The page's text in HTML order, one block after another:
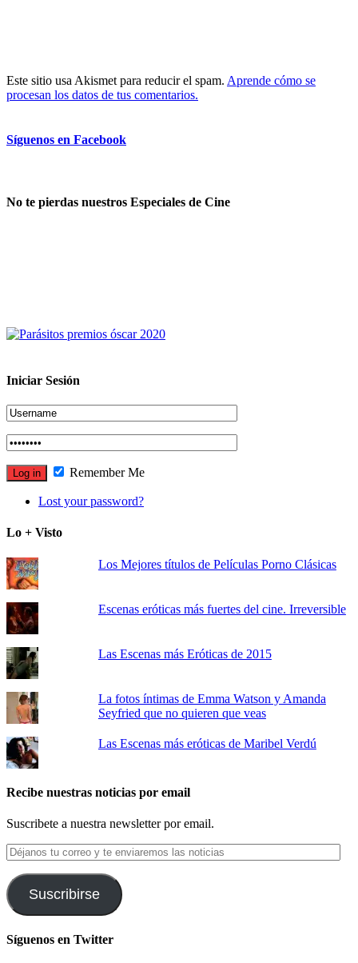
Este sitio usa Akismet para reducir el spam. Aprende cómo se
procesan los datos de tus comentarios.
Síguenos en Facebook
No te pierdas nuestros Especiales de Cine
Iniciar Sesión
Remember Me
Lost your password?
Lo + Visto
Los Mejores títulos de Películas Porno Clásicas
Escenas eróticas más fuertes del cine. Irreversible
Las Escenas más Eróticas de 2015
La fotos íntimas de Emma Watson y Amanda
Seyfried que no quieren que veas
Las Escenas más eróticas de Maribel Verdú
Recibe nuestras noticias por email
Suscribete a nuestra newsletter por email.
Déjanos
tu
correo
y
te
las
noticias
Suscribirse
Síguenos en Twitter